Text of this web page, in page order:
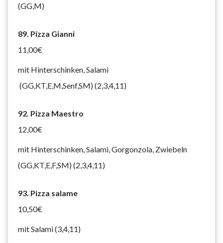
(GG,M)
89. Pizza Gianni
11,00€
mit Hinterschinken, Salami
(GG,KT,E,M,Senf,SM) (2,3,4,11)
92. Pizza Maestro
12,00€
mit Hinterschinken, Salami, Gorgonzola, Zwiebeln
(GG,KT,E,F,SM) (2,3,4,11)
93. Pizza salame
10,50€
mit Salami (3,4,11)